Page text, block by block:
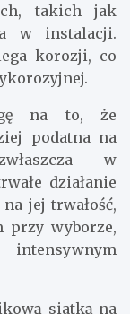
takich jak
w instalacji.
korozji, co
na to, że
podatna na
w
działanie
jej trwałość,
przy wyborze,
siatką na